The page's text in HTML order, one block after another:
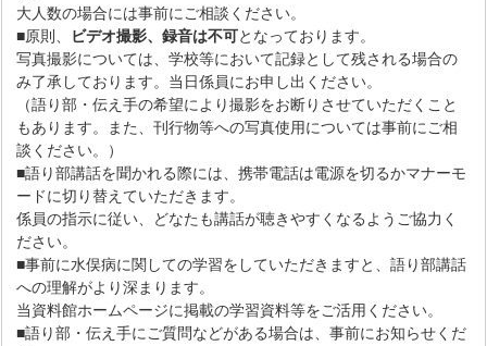
大人数の場合には事前にご相談ください。
■原則、 ビデオ撮影、録音は不可となっております。
写真撮影については、学校等において記録として残される場合の
み了承しております。当日係員にお申し出ください。
（語り部・伝え手の希望により撮影をお断りさせていただくこと
もあります。また、刊行物等への写真使用については事前にご相
談ください。）
■語り部講話を聞かれる際には、携帯電話は電源を切るかマナーモ
ードに切り替えていただきます。
係員の指示に従い、どなたも講話が聴きやすくなるようご協力く
ださい。
■事前に水俣病に関しての学習をしていただきますと、語り部講話
への理解がより深まります。
当資料館ホームページに掲載の学習資料等をご活用ください。
■語り部・伝え手にご質問などがある場合は、事前にお知らせくだ